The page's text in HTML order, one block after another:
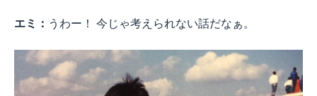
エミ： うわー！ 今じゃ考えられない話だなぁ。